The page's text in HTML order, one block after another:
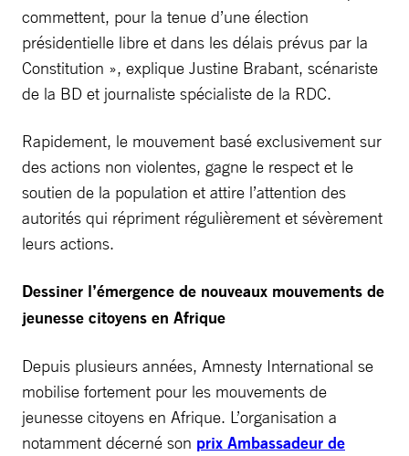
commettent, pour la tenue d’une élection
présidentielle libre et dans les délais prévus par la
Constitution », explique Justine Brabant, scénariste
de la BD et journaliste spécialiste de la RDC.
Rapidement, le mouvement basé exclusivement sur
des actions non violentes, gagne le respect et le
soutien de la population et attire l’attention des
autorités qui répriment régulièrement et sévèrement
leurs actions.
Dessiner l’émergence de nouveaux mouvements de
jeunesse citoyens en Afrique
Depuis plusieurs années, Amnesty International se
mobilise fortement pour les mouvements de
jeunesse citoyens en Afrique. L’organisation a
notamment décerné son prix Ambassadeur de